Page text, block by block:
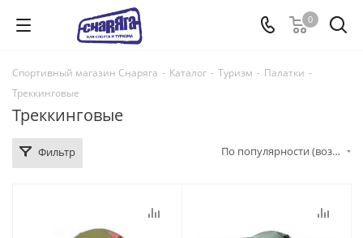
0
Спортивный магазин Снаряга - Каталог - Туризм - Палатки -
Треккинговые
Треккинговые
Фильтр По популярности (возрастание)